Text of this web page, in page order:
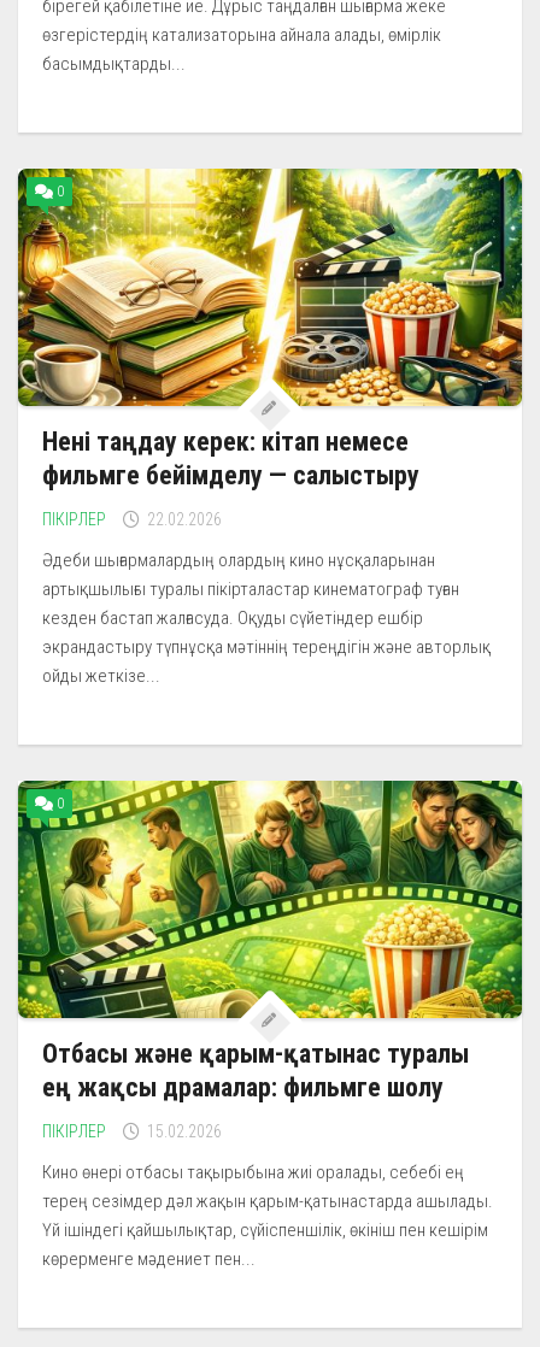
бірегей қабілетіне ие. Дұрыс таңдалған шығарма жеке
өзгерістердің катализаторына айнала алады, өмірлік
басымдықтарды...
0
Нені таңдау керек: кітап немесе
фильмге бейімделу — салыстыру
ПІКІРЛЕР 22.02.2026
Әдеби шығармалардың олардың кино нұсқаларынан
артықшылығы туралы пікірталастар кинематограф туған
кезден бастап жалғасуда. Оқуды сүйетіндер ешбір
экрандастыру түпнұсқа мәтіннің тереңдігін және авторлық
ойды жеткізе...
0
Отбасы және қарым-қатынас туралы
ең жақсы драмалар: фильмге шолу
ПІКІРЛЕР 15.02.2026
Кино өнері отбасы тақырыбына жиі оралады, себебі ең
терең сезімдер дәл жақын қарым-қатынастарда ашылады.
Үй ішіндегі қайшылықтар, сүйіспеншілік, өкініш пен кешірім
көрерменге мәдениет пен...